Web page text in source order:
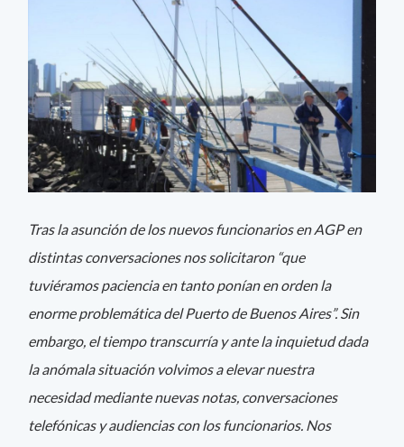
Tras la asunción de los nuevos funcionarios en AGP en
distintas conversaciones nos solicitaron “que
tuviéramos paciencia en tanto ponían en orden la
enorme problemática del Puerto de Buenos Aires”. Sin
embargo, el tiempo transcurría y ante la inquietud dada
la anómala situación volvimos a elevar nuestra
necesidad mediante nuevas notas, conversaciones
telefónicas y audiencias con los funcionarios. Nos